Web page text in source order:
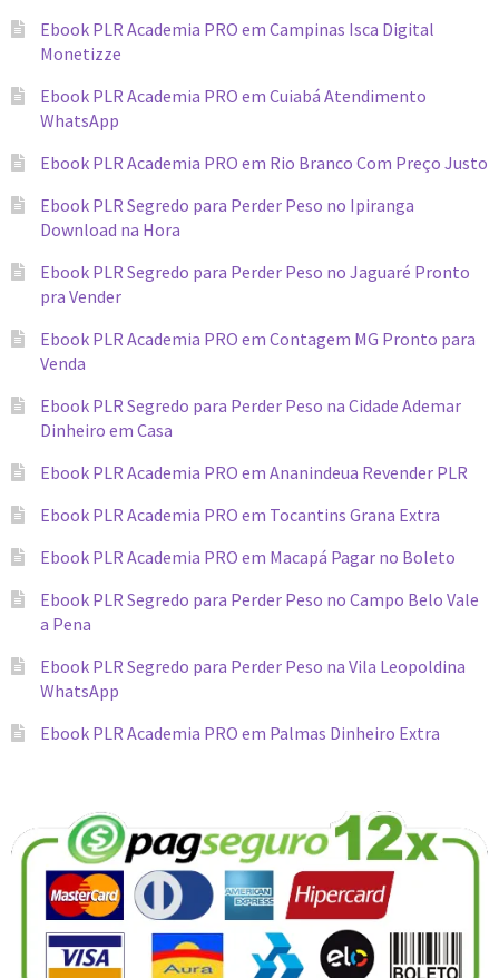
Ebook PLR Academia PRO em Campinas Isca Digital
Monetizze
Ebook PLR Academia PRO em Cuiabá Atendimento
WhatsApp
Ebook PLR Academia PRO em Rio Branco Com Preço Justo
Ebook PLR Segredo para Perder Peso no Ipiranga
Download na Hora
Ebook PLR Segredo para Perder Peso no Jaguaré Pronto
pra Vender
Ebook PLR Academia PRO em Contagem MG Pronto para
Venda
Ebook PLR Segredo para Perder Peso na Cidade Ademar
Dinheiro em Casa
Ebook PLR Academia PRO em Ananindeua Revender PLR
Ebook PLR Academia PRO em Tocantins Grana Extra
Ebook PLR Academia PRO em Macapá Pagar no Boleto
Ebook PLR Segredo para Perder Peso no Campo Belo Vale
a Pena
Ebook PLR Segredo para Perder Peso na Vila Leopoldina
WhatsApp
Ebook PLR Academia PRO em Palmas Dinheiro Extra